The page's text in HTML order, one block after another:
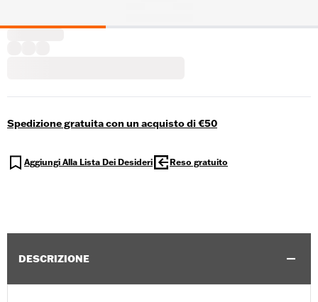
Spedizione gratuita con un acquisto di €50
Aggiungi Alla Lista Dei Desideri Reso gratuito
DESCRIZIONE